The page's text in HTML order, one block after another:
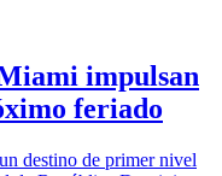
impulsan
feriado